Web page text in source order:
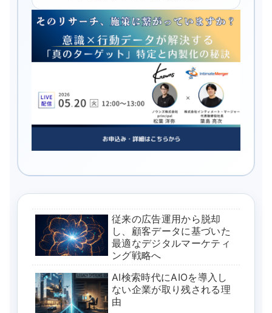
従来の広告運用から脱却
し、顧客データに基づいた
最適なデジタルマーケティ
ング戦略へ
AI検索時代にAIOを導入し
ない企業が取り残される理
由